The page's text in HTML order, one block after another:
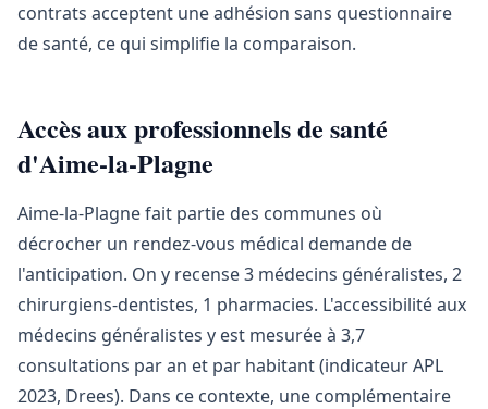
contrats acceptent une adhésion sans questionnaire
de santé, ce qui simplifie la comparaison.
Accès aux professionnels de santé
d'Aime-la-Plagne
Aime-la-Plagne fait partie des communes où
décrocher un rendez-vous médical demande de
l'anticipation. On y recense 3 médecins généralistes, 2
chirurgiens-dentistes, 1 pharmacies. L'accessibilité aux
médecins généralistes y est mesurée à 3,7
consultations par an et par habitant (indicateur APL
2023, Drees). Dans ce contexte, une complémentaire